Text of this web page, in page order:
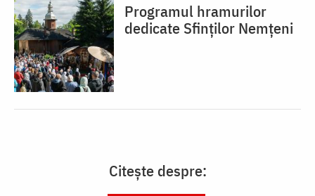
Programul hramurilor
dedicate Sfinților Nemțeni
Citește despre: